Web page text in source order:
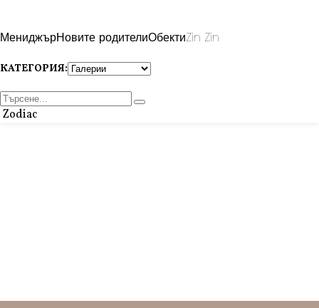
МениджърНовите родителиОбектиZin Zin
КАТЕГОРИЯ:
Zodiac